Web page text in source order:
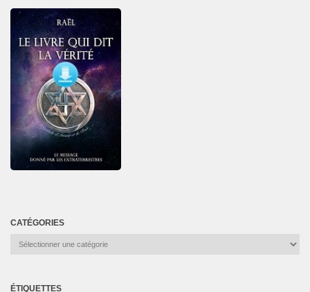
CATÉGORIES
Catégories
ÉTIQUETTES